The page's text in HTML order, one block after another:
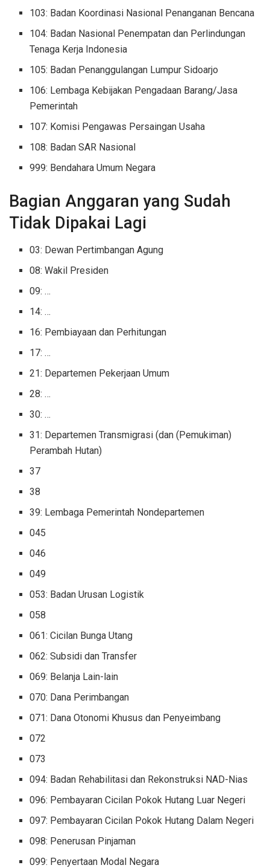
103: Badan Koordinasi Nasional Penanganan Bencana
104: Badan Nasional Penempatan dan Perlindungan
Tenaga Kerja Indonesia
105: Badan Penanggulangan Lumpur Sidoarjo
106: Lembaga Kebijakan Pengadaan Barang/Jasa
Pemerintah
107: Komisi Pengawas Persaingan Usaha
108: Badan SAR Nasional
999: Bendahara Umum Negara
Bagian Anggaran yang Sudah
Tidak Dipakai Lagi
03: Dewan Pertimbangan Agung
08: Wakil Presiden
09: …
14: …
16: Pembiayaan dan Perhitungan
17: …
21: Departemen Pekerjaan Umum
28: …
30: …
31: Departemen Transmigrasi (dan (Pemukiman)
Perambah Hutan)
37
38
39: Lembaga Pemerintah Nondepartemen
045
046
049
053: Badan Urusan Logistik
058
061: Cicilan Bunga Utang
062: Subsidi dan Transfer
069: Belanja Lain-lain
070: Dana Perimbangan
071: Dana Otonomi Khusus dan Penyeimbang
072
073
094: Badan Rehabilitasi dan Rekonstruksi NAD-Nias
096: Pembayaran Cicilan Pokok Hutang Luar Negeri
097: Pembayaran Cicilan Pokok Hutang Dalam Negeri
098: Penerusan Pinjaman
099: Penyertaan Modal Negara